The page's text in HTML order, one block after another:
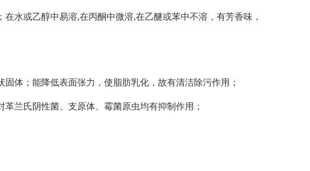
水或乙醇中易溶,在丙酮中微溶,在乙醚或苯中不溶，有芳香味，
体；能降低表面张力，使脂肪乳化，故有清洁除污作用；
兰氏阴性菌、支原体、霉菌原虫均有抑制作用；